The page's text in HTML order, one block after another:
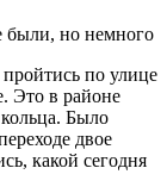
по улице
Это в районе
Было
двое
какой сегодня